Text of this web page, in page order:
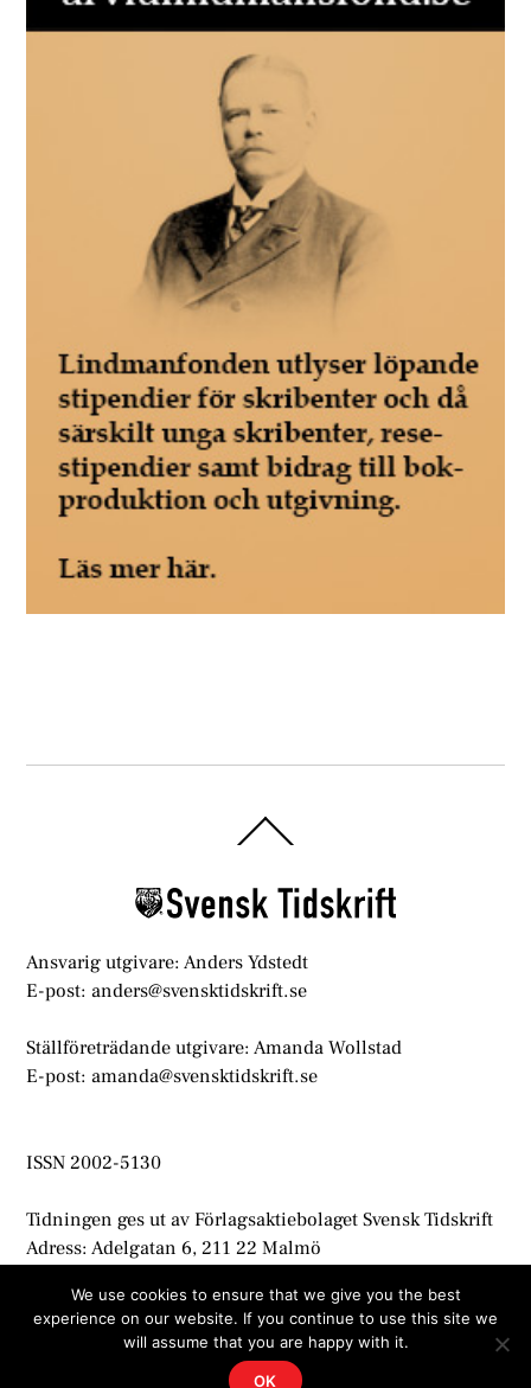
To
Ansvarig utgivare: Anders Ydstedt
E-post: anders@svensktidskrift.se
Ställföreträdande utgivare: Amanda Wollstad
E-post: amanda@svensktidskrift.se
ISSN 2002-5130
Tidningen ges ut av Förlagsaktiebolaget Svensk Tidskrift
Adress: Adelgatan 6, 211 22 Malmö
© Svensk Tidskrift 2021
We use cookies to ensure that we give you the best
experience on our website. If you continue to use this site we
will assume that you are happy with it.
OK